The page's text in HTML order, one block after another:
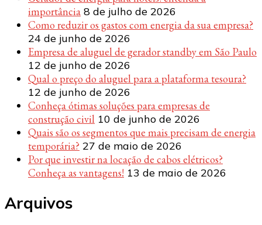
importância 8 de julho de 2026
Como reduzir os gastos com energia da sua empresa?
24 de junho de 2026
Empresa de aluguel de gerador standby em São Paulo
12 de junho de 2026
Qual o preço do aluguel para a plataforma tesoura?
12 de junho de 2026
Conheça ótimas soluções para empresas de
construção civil 10 de junho de 2026
Quais são os segmentos que mais precisam de energia
temporária? 27 de maio de 2026
Por que investir na locação de cabos elétricos?
Conheça as vantagens! 13 de maio de 2026
Arquivos